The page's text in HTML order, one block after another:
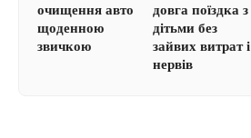
очищення авто
щоденною
звичкою
довга поїздка з
дітьми без
зайвих витрат і
нервів